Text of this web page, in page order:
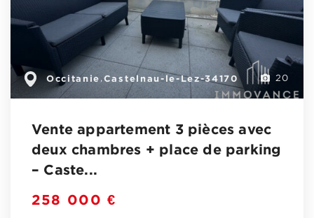
20
Occitanie ,Castelnau-le-Lez-34170
Vente appartement 3 pièces avec
deux chambres + place de parking
– Caste...
258 000 €